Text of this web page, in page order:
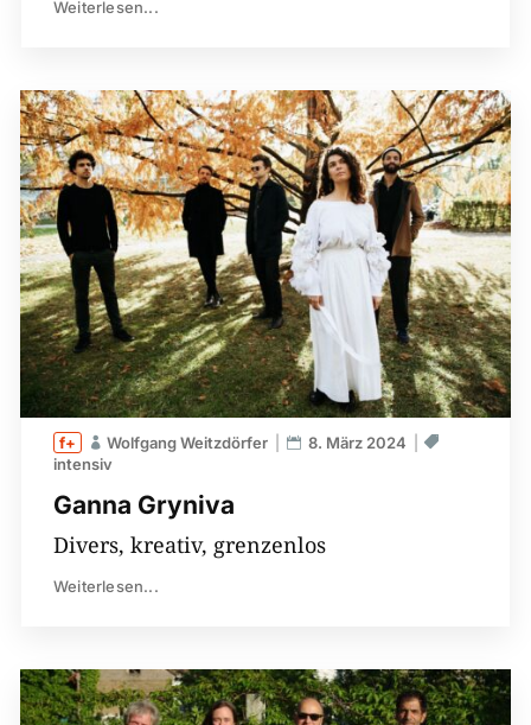
Weiterlesen...
Ganna Gryniva
Wolfgang Weitzdörfer
8. März 2024
intensiv
Divers, kreativ, grenzenlos
Weiterlesen...